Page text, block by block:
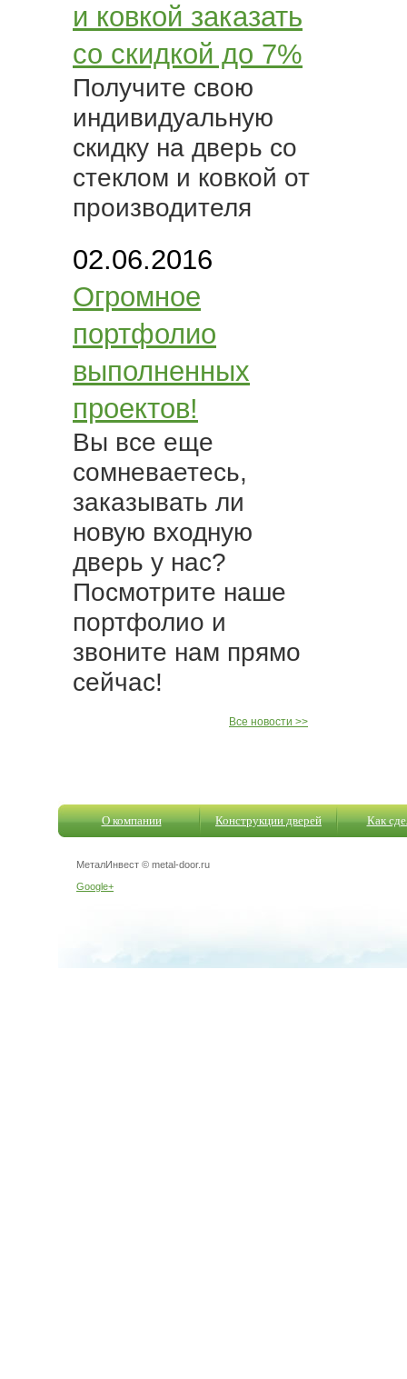
и ковкой заказать
со скидкой до 7%
Получите свою
индивидуальную
скидку на дверь со
стеклом и ковкой от
производителя
02.06.2016
Огромное
портфолио
выполненных
проектов!
Вы все еще
сомневаетесь,
заказывать ли
новую входную
дверь у нас?
Посмотрите наше
портфолио и
звоните нам прямо
сейчас!
Все новости >>
О компании Конструкции дверей Как
МеталИнвест © metal-door.ru
Google+